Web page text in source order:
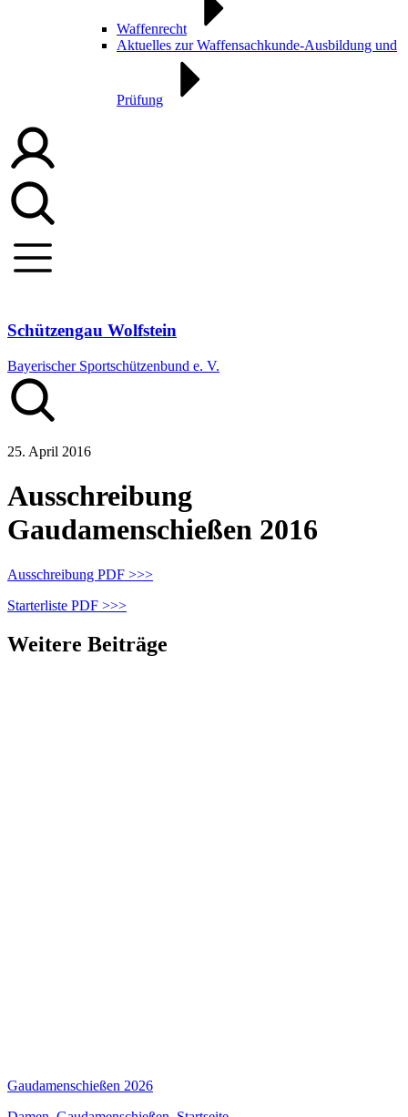
Waffenrecht
Aktuelles zur Waffensachkunde-Ausbildung und
Prüfung
Schützengau Wolfstein
Bayerischer Sportschützenbund e. V.
25. April 2016
Ausschreibung
Gaudamenschießen 2016
Ausschreibung PDF >>>
Starterliste PDF >>>
Weitere Beiträge
Gaudamenschießen 2026